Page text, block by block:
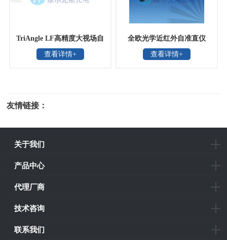
TriAngle LF高精度大视场自
准直仪
查看详情+
全欧光学近红外自准直仪
查看详情+
友情链接：
关于我们
产品中心
代理厂商
技术咨询
联系我们